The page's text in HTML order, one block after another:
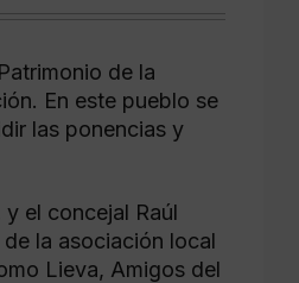
de la
En este pueblo se
las ponencias y
el concejal Raúl
la asociación local
Lieva, Amigos del